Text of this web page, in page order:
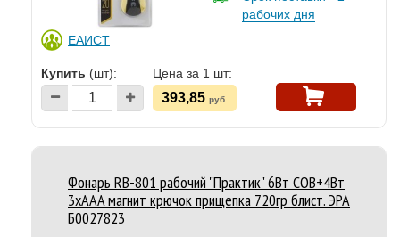
ЕАИСТ
рабочих дня
Купить (шт): Цена за 1 шт:
393,85 руб.
Фонарь RB-801 рабочий "Практик" 6Вт COB+4Вт
3хAAA магнит крючок прищепка 720гр блист. ЭРА
Б0027823